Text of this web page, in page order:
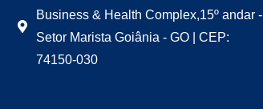
Business & Health Complex,15º andar -
Setor Marista Goiânia - GO | CEP:
74150-030